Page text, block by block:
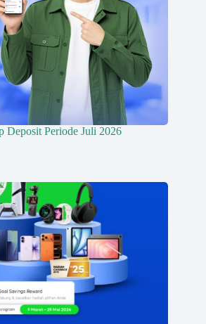
Deposit Periode Juli 2026